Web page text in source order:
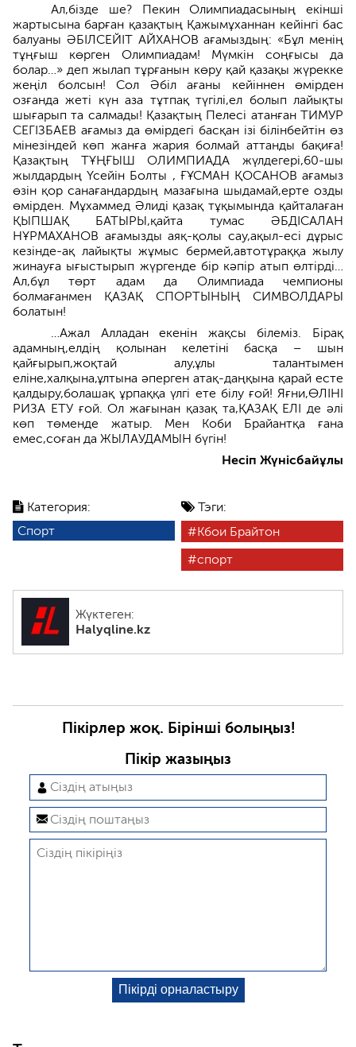
Категория:
Спорт
Тэги:
Кбои Брайтон
спорт
Жүктеген:
Halyqline.kz
Ал,бізде ше? Пекин Олимпиадасының екінші
жартысына барған қазақтың Қажымұханнан кейінгі бас
балуаны ӘБІЛСЕЙІТ АЙХАНОВ ағамыздың: «Бұл менің
тұңғыш көрген Олимпиадам! Мүмкін соңғысы да
болар…» деп жылап тұрғанын көру қай қазақы жүрекке
жеңіл болсын! Сол Әбіл ағаны кейіннен өмірден
озғанда жеті күн аза тұтпақ түгілі,ел болып лайықты
шығарып та салмады! Қазақтың Пелесі атанған ТИМУР
СЕГІЗБАЕВ ағамыз да өмірдегі басқан ізі білінбейтін өз
мінезіндей көп жанға жария болмай аттанды бақиға!
Қазақтың ТҰҢҒЫШ ОЛИМПИАДА жүлдегері,60-шы
жылдардың Үсейін Болты , ҒҰСМАН ҚОСАНОВ ағамыз
өзін қор санағандардың мазағына шыдамай,ерте озды
өмірден. Мұхаммед Әлиді қазақ тұқымында қайталаған
ҚЫПШАҚ БАТЫРЫ,қайта тумас ӘБДІСАЛАН
НҰРМАХАНОВ ағамызды аяқ-қолы сау,ақыл-есі дұрыс
кезінде-ақ лайықты жұмыс бермей,автотұраққа жылу
жинауға ығыстырып жүргенде бір кәпір атып өлтірді…
Ал,бұл төрт адам да Олимпиада чемпионы
болмағанмен ҚАЗАҚ СПОРТЫНЫҢ СИМВОЛДАРЫ
болатын!
…Ажал Алладан екенін жақсы білеміз. Бірақ
адамның,елдің қолынан келетіні басқа – шын
қайғырып,жоқтай алу,ұлы талантымен
еліне,халқына,ұлтына әперген атақ-даңқына қарай есте
қалдыру,болашақ ұрпаққа үлгі ете білу ғой! Яғни,ӨЛІНІ
РИЗА ЕТУ ғой. Ол жағынан қазақ та,ҚАЗАҚ ЕЛІ де әлі
көп төменде жатыр. Мен Коби Брайантқа ғана
емес,соған да ЖЫЛАУДАМЫН бүгін!
Несіп Жүнісбайұлы
Пікірлер жоқ. Бірінші болыңыз!
Пікір жазыңыз